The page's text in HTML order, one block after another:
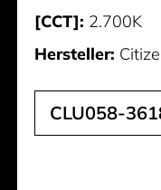
[CCT]: 2.700K
Hersteller:
CLU058-